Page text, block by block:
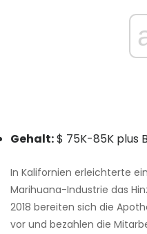
Gehalt:$ 75K-85K plus
In Kalifornien erleichterte
Marihuana-Industrie das
2018 bereiten sich die
vor und bezahlen die